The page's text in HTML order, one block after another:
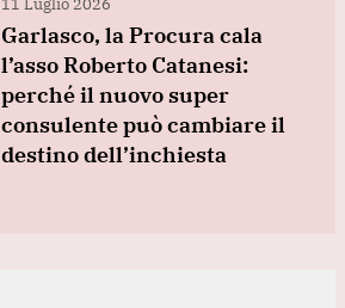
11 Luglio 2026
Garlasco, la Procura cala
l’asso Roberto Catanesi:
perché il nuovo super
consulente può cambiare il
destino dell’inchiesta